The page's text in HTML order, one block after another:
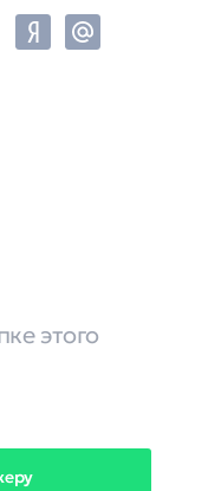
этого